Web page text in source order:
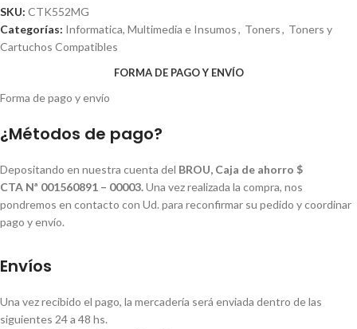
SKU: CTK552MG
Categorías: Informatica, Multimedia e Insumos, Toners, Toners y
Cartuchos Compatibles
FORMA DE PAGO Y ENVÍO
Forma de pago y envío
¿Métodos de pago?
Depositando en nuestra cuenta del BROU, Caja de ahorro $
CTA Nª 001560891 – 00003.Una vez realizada la compra, nos
pondremos en contacto con Ud. para reconfirmar su pedido y coordinar
pago y envío.
Envíos
Una vez recibido el pago, la mercadería será enviada dentro de las
siguientes 24 a 48 hs.